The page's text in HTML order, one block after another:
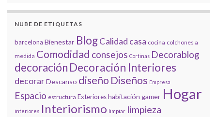
NUBE DE ETIQUETAS
barcelona Bienestar BlogCalidad casa cocina colchones a
medida Comodidad consejos Cortinas Decorablog
decoración Decoración Interiores
decorarDescanso diseño Diseños Empresa
Espacio estructura Exterioreshabitación gamer Hogar
interiores Interiorismo limpiar limpieza